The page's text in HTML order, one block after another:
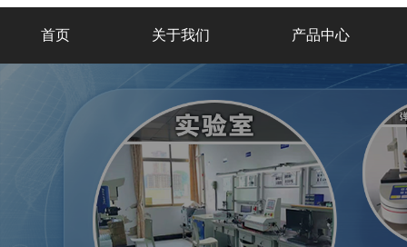
首页 关于我们 产品中心